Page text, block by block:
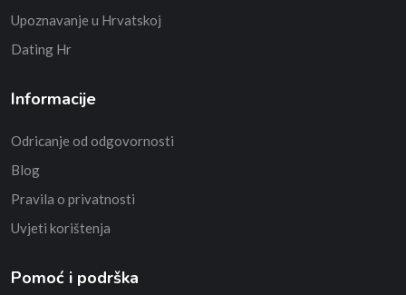
Upoznavanje u Hrvatskoj
Dating Hr
Informacije
Odricanje od odgovornosti
Blog
Pravila o privatnosti
Uvjeti korištenja
Pomoć i podrška